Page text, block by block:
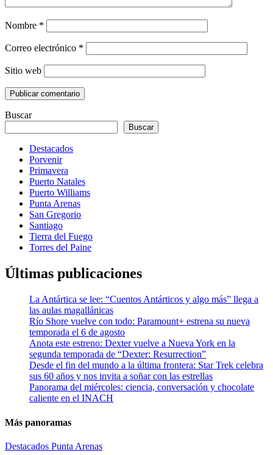
Nombre *
Correo electrónico *
Sitio web
Buscar
Buscar
Destacados
Porvenir
Primavera
Puerto Natales
Puerto Williams
Punta Arenas
San Gregorio
Santiago
Tierra del Fuego
Torres del Paine
Últimas publicaciones
La Antártica se lee: “Cuentos Antárticos y algo más” llega a
las aulas magallánicas
Río Shore vuelve con todo: Paramount+ estrena su nueva
temporada el 6 de agosto
Anota este estreno: Dexter vuelve a Nueva York en la
segunda temporada de “Dexter: Resurrection”
Desde el fin del mundo a la última frontera: Star Trek celebra
sus 60 años y nos invita a soñar con las estrellas
Panorama del miércoles: ciencia, conversación y chocolate
caliente en el INACH
Más panoramas
Destacados Punta Arenas